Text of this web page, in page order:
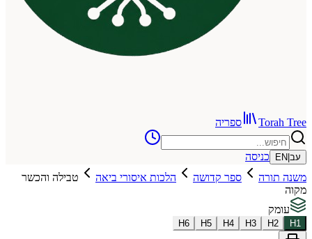
ספריה
כניסה
ספר קדושה הלכות איסורי ביאה טבילה והכשר
H3
H4
H5
H6